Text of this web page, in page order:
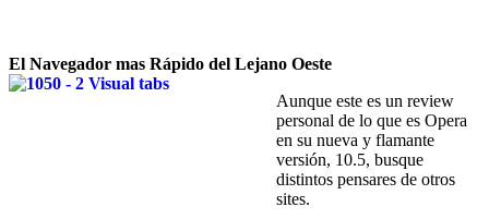
El Navegador mas Rápido del Lejano Oeste
Aunque este es un review
personal de lo que es Opera
en su nueva y flamante
versión, 10.5, busque
distintos pensares de otros
sites.